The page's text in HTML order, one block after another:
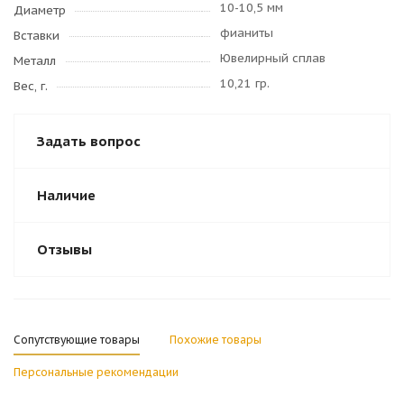
Диаметр
10-10,5 мм
Вставки
фианиты
Металл
Ювелирный сплав
Вес, г.
10,21 гр.
Задать вопрос
Наличие
Отзывы
Сопутствующие товары Похожие товары
Персональные рекомендации